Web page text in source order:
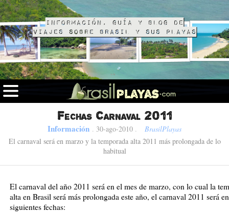
Información, guía y blog de
viajes sobre Brasil y sus playas
Fechas Carnaval 2011
Información . 30-ago-2010 .
BrasilPlayas
El carnaval será en marzo y la temporada alta 2011 más prolongada de lo
habitual
El carnaval del año 2011 será en el mes de marzo, con lo cual la
alta en Brasil será más prolongada este año, el carnaval 2011 será
siguientes fechas: